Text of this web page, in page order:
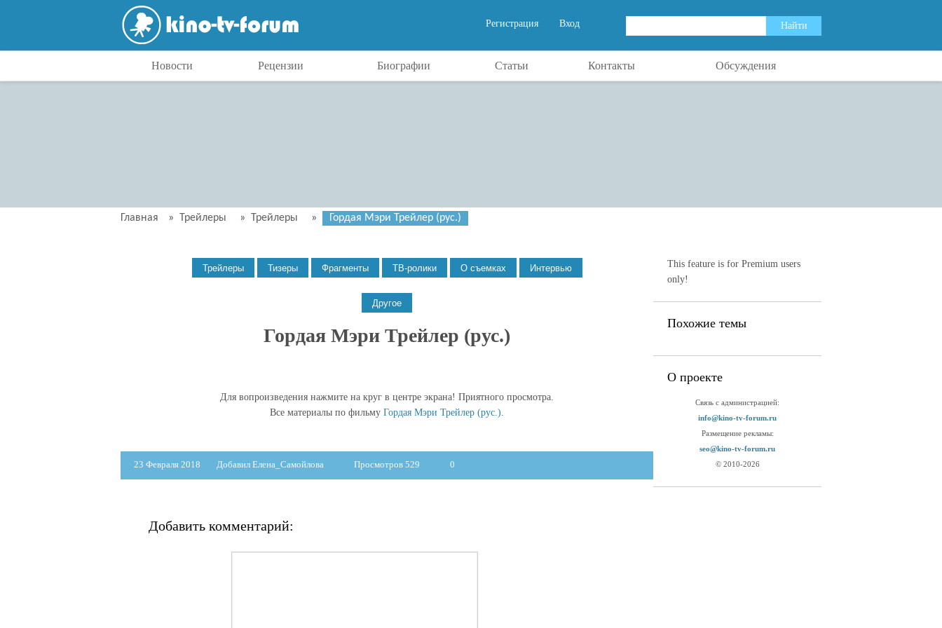
Вход
Регистрация
Новости Рецензии Биографии Статьи Контакты Обсуждения
Главная » Трейлеры » Трейлеры » Гордая Мэри Трейлер (рус.)
Гордая Мэри Трейлер (рус.)
Для вопроизведения нажмите на круг в центре экрана! Приятного просмотра.
Все материалы по фильму Гордая Мэри Трейлер (рус.).
23 Февраля 2018 Добавил Елена_Самойлова Просмотров 529 0
Добавить комментарий:
This feature is for Premium users
only!
Похожие темы
О проекте
Связь с администрацией:
info@kino-tv-forum.ru
Размещение рекламы:
seo@kino-tv-forum.ru
© 2010-2026